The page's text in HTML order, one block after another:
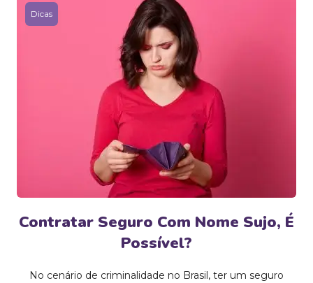
Dicas
Contratar Seguro Com Nome Sujo, É
Possível?
No cenário de criminalidade no Brasil, ter um seguro